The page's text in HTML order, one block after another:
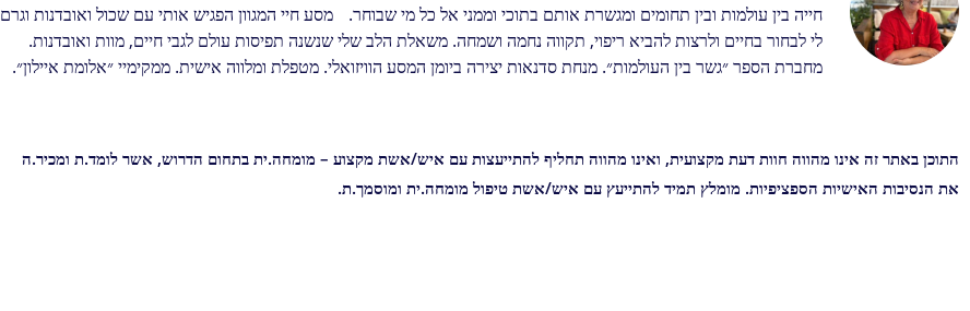
חייה בין עולמות ובין תחומים ומגשרת אותם בתוכי וממני אל כל מי שבוחר. מסע חיי המגוון הפגיש אותי עם שכול ואובדנות וגרם
לי לבחור בחיים ולרצות להביא ריפוי, תקווה נחמה ושמחה. משאלת הלב שלי שנשנה תפיסות עולם לגבי חיים, מוות ואובדנות.
מחברת הספר ״גשר בין העולמות״. מנחת סדנאות יצירה ביומן המסע הוויזואלי. מטפלת ומלווה אישית. ממקימיי ״אלומת איילון״.
התוכן באתר זה אינו מהווה חוות דעת מקצועית, ואינו מהווה תחליף להתייעצות עם איש/אשת מקצוע – מומחה.ית בתחום הדרוש, אשר לומד.ת ומכיר.ה
את הנסיבות האישיות הספציפיות. מומלץ תמיד להתייעץ עם איש/אשת טיפול מומחה.ית ומוסמך.ת.